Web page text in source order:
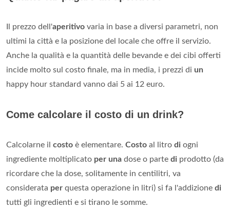
Il prezzo dell'aperitivo varia in base a diversi parametri, non
ultimi la città e la posizione del locale che offre il servizio.
Anche la qualità e la quantità delle bevande e dei cibi offerti
incide molto sul costo finale, ma in media, i prezzi di un
happy hour standard vanno dai 5 ai 12 euro.
Come calcolare il costo di un drink?
Calcolarne il costo è elementare. Costo al litro di ogni
ingrediente moltiplicato per una dose o parte di prodotto (da
ricordare che la dose, solitamente in centilitri, va
considerata per questa operazione in litri) si fa l'addizione di
tutti gli ingredienti e si tirano le somme.